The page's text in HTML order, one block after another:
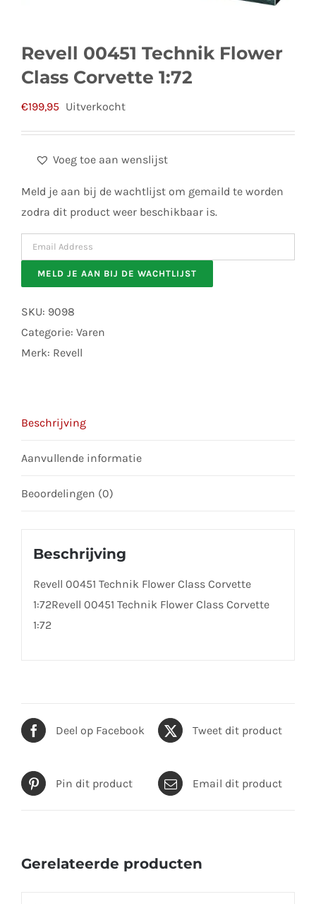
Revell 00451 Technik Flower
Class Corvette 1:72
€199,95 Uitverkocht
Voeg toe aan wenslijst
Meld je aan bij de wachtlijst om gemaild te worden
zodra dit product weer beschikbaar is.
Enter
your
email
address
to
this
MELD JE AAN BIJ DE WACHTLIJST
SKU: 9098
Categorie: Varen
Merk: Revell
Beschrijving
Aanvullende informatie
Beoordelingen (0)
Beschrijving
Revell 00451 Technik Flower Class Corvette
1:72Revell 00451 Technik Flower Class Corvette
1:72
Deel op Facebook Tweet dit product
Pin dit product Email dit product
Gerelateerde producten